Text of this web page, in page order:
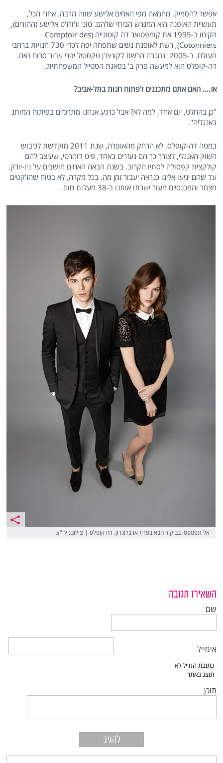
אפשר להסמיק. מחמאה מפי האחים אלישע שווה הרבה. אחרי הכל,
תעשיית האופנה היא המגרש הביתי שלהם. טוני וז'ורז'ט אלישע (ההורים),
הקימו ב-1995 את קומפטואר דה קוטונייה (Comptoir des
Cotonniers), רשת לאופנת נשים שתפחה יפה לכדי 730 חנויות ברחבי
העולם. ב-2005 נמכרה הרשת לקונצרן טקסטיל יפני עבור סכום נאה.
דה-קופלס הוא למעשה פרק ב' בסאגת הסטייל המשפחתית.
אז…. האם אתם מתכננים לפתוח חנות בתל-אביב?
"כן בהחלט, יום אחד, למה לא? אבל כרגע אנחנו מתרכזים בפיתוח המותג
באנגליה".
במטה דה-קופלס, לא הרחק מהאופרה, שנת 2011 מוקדשת לכיבוש
השוק האנגלי, לצורך כך הם נעזרים באחד, פיט דוהרטי, שעיצב להם
קולקצית קפסולה לסתיו הקרוב. בשנה הבאה האחים חושבים על ניו-יורק.
עד שהם יגיעו אלינו כנראה יעבור זמן מה. בכל מקרה, לא בטוח שהז'קטים
מצמר והמכנסיים מעור ישרתו אותנו ב-38 מעלות חום.
אל תפספסו בביקור הבא בפריז או בלונדון. דה קופלס | צילום: יח"צ
השאירו תגובה
שם
אימייל
תוכן